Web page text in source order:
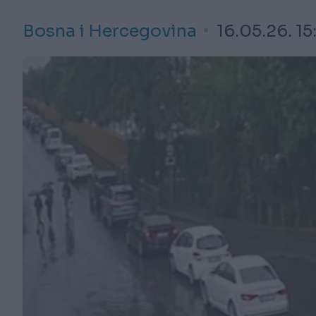
Bosna i Hercegovina 16.05.26.